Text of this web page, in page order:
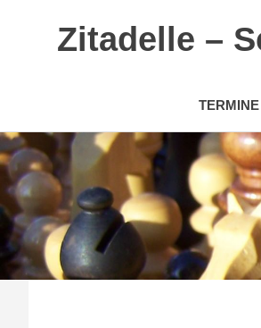
Zum
Inhalt
springen
Zitadelle –
TERMINE